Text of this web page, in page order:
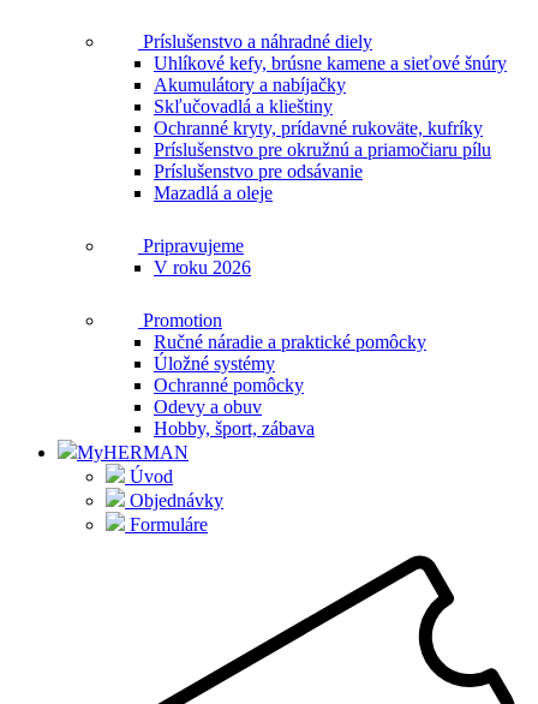
Príslušenstvo a náhradné diely
Uhlíkové kefy, brúsne kamene a sieťové šnúry
Akumulátory a nabíjačky
Skľučovadlá a klieštiny
Ochranné kryty, prídavné rukoväte, kufríky
Príslušenstvo pre okružnú a priamočiaru pílu
Príslušenstvo pre odsávanie
Mazadlá a oleje
Pripravujeme
V roku 2026
Promotion
Ručné náradie a praktické pomôcky
Úložné systémy
Ochranné pomôcky
Odevy a obuv
Hobby, šport, zábava
MyHERMAN
Úvod
Objednávky
Formuláre